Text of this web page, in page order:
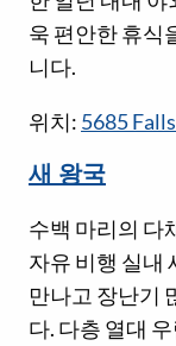
욱 편안한 휴식
니다.
위치: 5685
새 왕국
수백 마리의 다
자유 비행 실내
만나고 장난기
다. 다층 열대